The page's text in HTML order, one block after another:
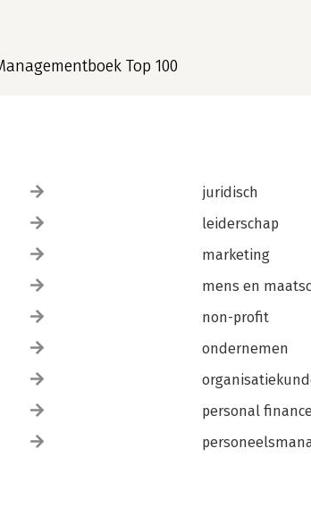
Top 100
juridisch
leiderschap
marketing
mens en
non-profit
ondernemen
personal